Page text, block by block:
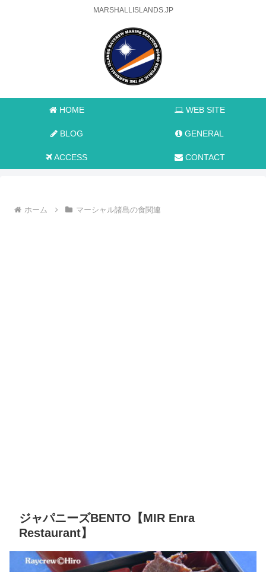
MARSHALLISLANDS.JP
HOME WEB SITE
BLOG GENERAL
ACCESS CONTACT
ホーム マーシャル諸島の食関連
ジャパニーズBENTO【MIR Enra
Restaurant】